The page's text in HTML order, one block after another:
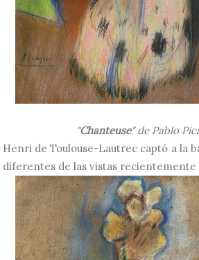
"Chanteuse" de Pablo
Henri de Toulouse-Lautrec captó a la
diferentes de las vistas recientemente